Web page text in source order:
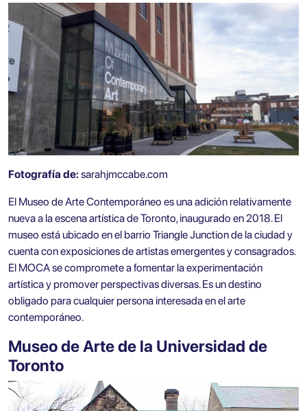
Fotografía de: sarahjmccabe.com
El Museo de Arte Contemporáneo es una adición relativamente
nueva a la escena artística de Toronto, inaugurado en 2018. El
museo está ubicado en el barrio Triangle Junction de la ciudad y
cuenta con exposiciones de artistas emergentes y consagrados.
El MOCA se compromete a fomentar la experimentación
artística y promover perspectivas diversas. Es un destino
obligado para cualquier persona interesada en el arte
contemporáneo.
Museo de Arte de la Universidad de
Toronto